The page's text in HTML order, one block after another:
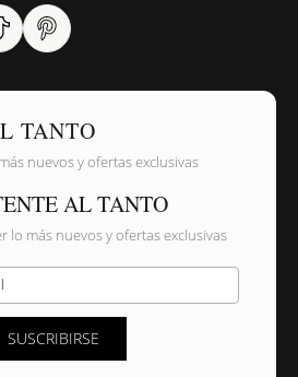
TANTO
nuevos y ofertas exclusivas
AL TANTO
lo más nuevos y ofertas exclusivas
SUSCRIBIRSE